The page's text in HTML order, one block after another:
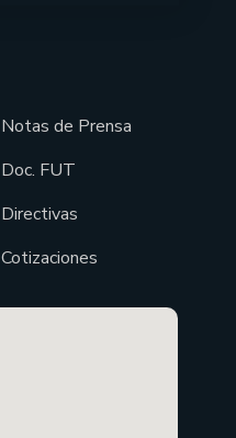
Notas de Prensa
Doc. FUT
Directivas
Cotizaciones